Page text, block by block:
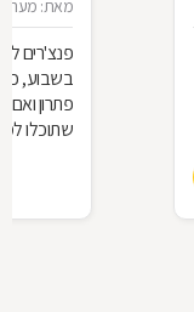
מאת:
פנצ'רים
בשבוע,
פתרון
שתוכלו